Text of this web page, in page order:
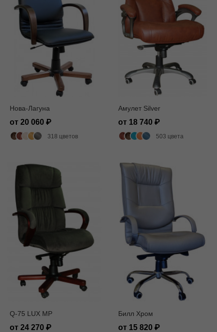
Нова-Лагуна
от 20 060
318 цветов
Амулет Silver
от 18 740
503 цвета
Q-75 LUX MP
от 24 270
Билл Хром
от 15 820